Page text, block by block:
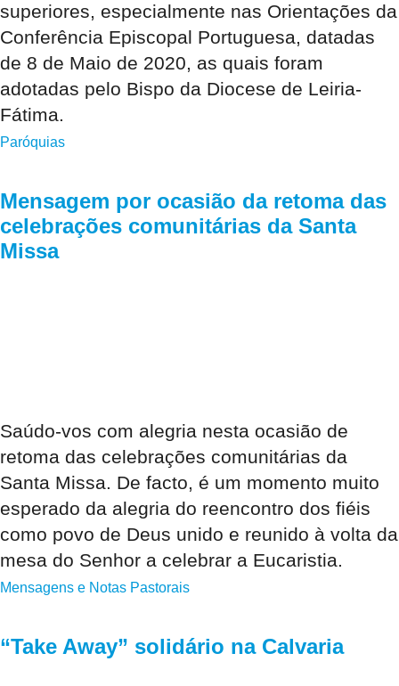
superiores, especialmente nas Orientações da
Conferência Episcopal Portuguesa, datadas
de 8 de Maio de 2020, as quais foram
adotadas pelo Bispo da Diocese de Leiria-
Fátima.
Paróquias
Mensagem por ocasião da retoma das
celebrações comunitárias da Santa
Missa
Saúdo-vos com alegria nesta ocasião de
retoma das celebrações comunitárias da
Santa Missa. De facto, é um momento muito
esperado da alegria do reencontro dos fiéis
como povo de Deus unido e reunido à volta da
mesa do Senhor a celebrar a Eucaristia.
Mensagens e Notas Pastorais
“Take Away” solidário na Calvaria